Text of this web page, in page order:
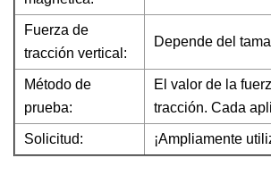
Fuerza de
tracción vertical:
Depende del
Método de
prueba:
El valor de la
tracción. Cada
Solicitud: ¡Ampliamente